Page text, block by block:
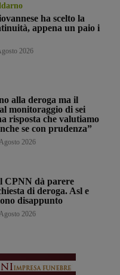
ha scelto la
appena un paio i
2026
alla deroga ma il
monitoraggio di sei
risposta che valutiamo
se con prudenza”
2026
CPNN dà parere
di deroga. Asl e
disappunto
2026